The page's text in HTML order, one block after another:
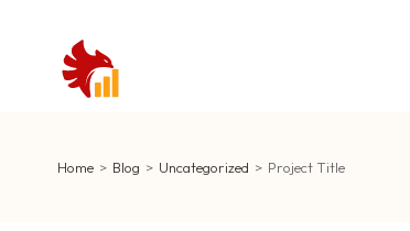
content
Home > Blog > Uncategorized > Project Title